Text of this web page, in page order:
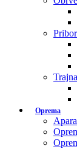
Pribor
Oprema